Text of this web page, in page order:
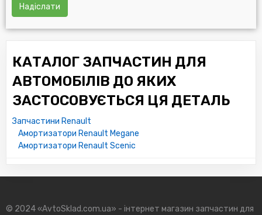
Надіслати
КАТАЛОГ ЗАПЧАСТИН ДЛЯ
АВТОМОБІЛІВ ДО ЯКИХ
ЗАСТОСОВУЄТЬСЯ ЦЯ ДЕТАЛЬ
Запчастини Renault
Амортизатори Renault Megane
Амортизатори Renault Scenic
© 2024 «AvtoSklad.com.ua» - інтернет магазин запчастин для